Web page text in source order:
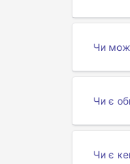
Чи
Чи є
Чи є